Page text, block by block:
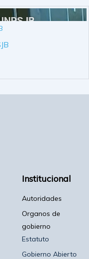
Institucional
Autoridades
Organos de
gobierno
Estatuto
Gobierno Abierto